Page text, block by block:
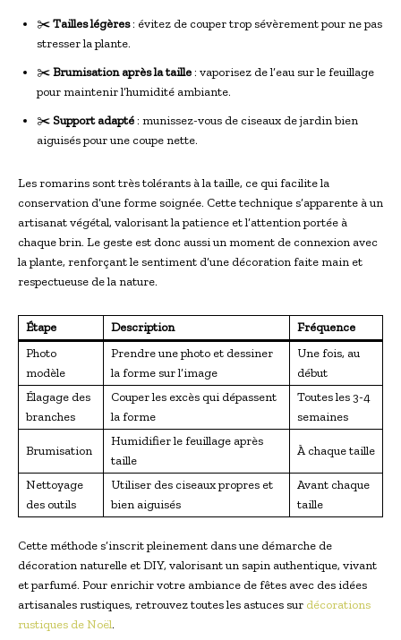
✂️Tailles légères: évitez de couper trop sévèrement pour ne pas
stresser la plante.
✂️Brumisation après la taille: vaporisez de l’eau sur le feuillage
pour maintenir l’humidité ambiante.
✂️ Support adapté: munissez-vous de ciseaux de jardin bien
aiguisés pour une coupe nette.
Les romarins sont très tolérants à la taille, ce qui facilite la
conservation d’une forme soignée. Cette technique s’apparente à un
artisanat végétal, valorisant la patience et l’attention portée à
chaque brin. Le geste est donc aussi un moment de connexion avec
la plante, renforçant le sentiment d’une décoration faite main et
respectueuse de la nature.
Étape Description
Fréquence
Photo
modèle
Prendre une photo et dessiner
la forme sur l’image
Une fois, au
début
Élagage des
branches
Couper les excès qui dépassent
la forme
Toutes les 3-4
semaines
Brumisation
Humidifier le feuillage après
taille
À chaque taille
Nettoyage
des outils
Utiliser des ciseaux propres et
bien aiguisés
Avant chaque
taille
Cette méthode s’inscrit pleinement dans une démarche de
décoration naturelle et DIY, valorisant un sapin authentique, vivant
et parfumé. Pour enrichir votre ambiance de fêtes avec des idées
artisanales rustiques, retrouvez toutes les astuces sur décorations
rustiques de Noël.